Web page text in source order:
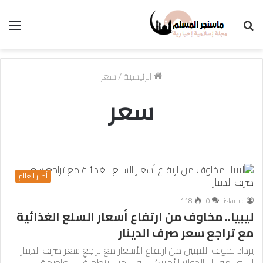
الرئيسية/سعر
سعر
أخبار العالم
islamic
0
118
ليبيا.. مخاوف من ارتفاع أسعار السلع الغذائية
مع تراجع سعر صرف الدينار
يزداد تخوف الليبيين من ارتفاع الأسعار مع تراجعِ سعر صرف الدينار